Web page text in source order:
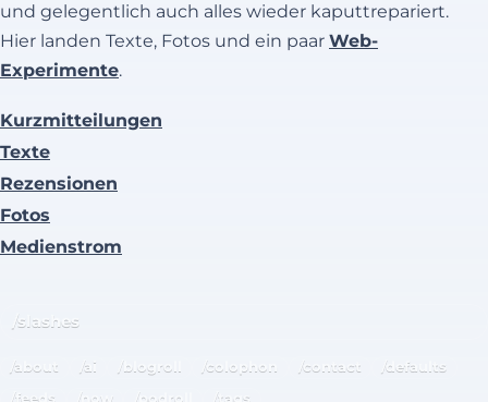
und gelegentlich auch alles wieder kaputtrepariert.
Hier landen Texte, Fotos und ein paar Web-
Experimente.
Kurzmitteilungen
Texte
Rezensionen
Fotos
Medienstrom
/slashes
/about /ai /blogroll /colophon /contact
/defaults
/feeds
/now /podroll /tags